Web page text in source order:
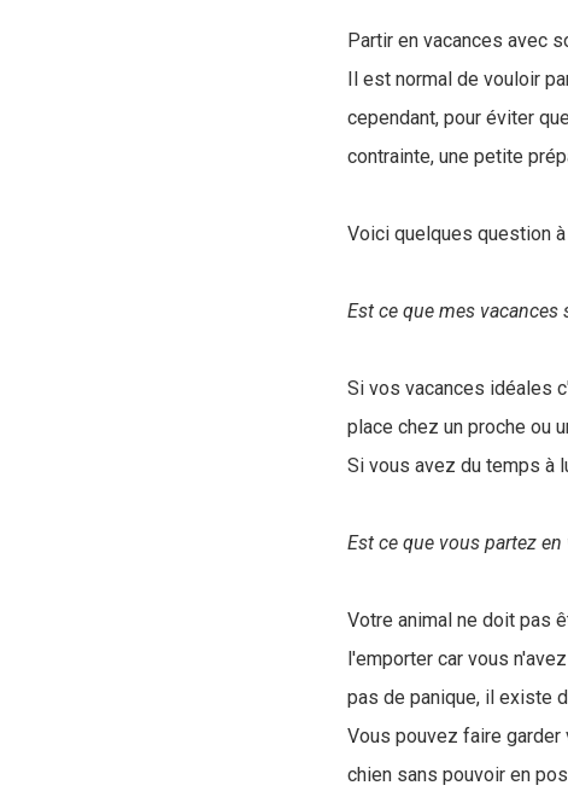
Partir en vacances avec
Il est normal de vouloir
cependant, pour éviter
contrainte, une petite
Voici quelques question
Est ce que mes
Si vos vacances idéales
place chez un proche ou
Si vous avez du temps à
Est ce que vous partez
Votre animal ne doit pas
l'emporter car vous
pas de panique, il existe
Vous pouvez faire garder
chien sans pouvoir en